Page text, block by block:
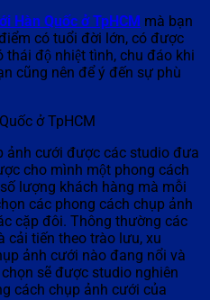
Hàn Quốc ở TpHCM mà bạn
có tuổi đời lớn, có được
thái độ nhiệt tình, chu đáo khi
cũng nên để ý đến sự phù
ở TpHCM
ảnh cưới được các studio đưa
cho mình một phong cách
lượng khách hàng mà mỗi
các phong cách chụp ảnh
cặp đôi. Thông thường các
cải tiến theo trào lưu, xu
ảnh cưới nào đang nổi và
sẽ được studio nghiên
cách chụp ảnh cưới của